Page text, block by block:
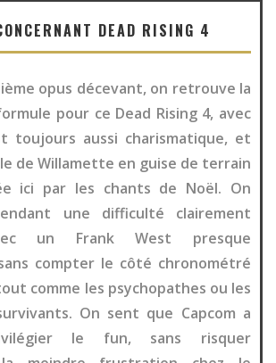
DEAD RISING 4
opus décevant, on retrouve la
pour ce Dead Rising 4, avec
toujours aussi charismatique, et
de Willamette en guise de terrain
ici par les chants de Noël. On
une difficulté clairement
un Frank West presque
compter le côté chronométré
comme les psychopathes ou les
On sent que Capcom a
le fun, sans risquer